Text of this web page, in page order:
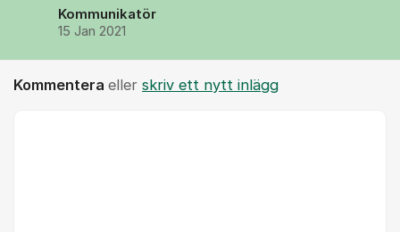
Kommunikatör
15 Jan 2021
Kommentera eller skriv ett nytt inlägg